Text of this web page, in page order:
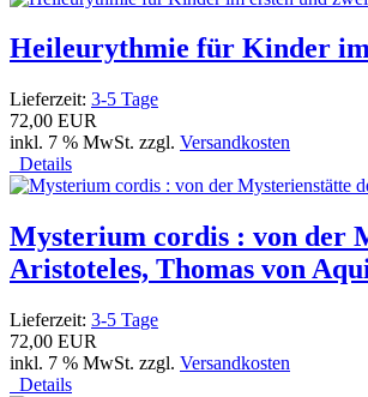
Heileurythmie für Kinder im
Lieferzeit: 3-5 Tage
72,00 EUR
inkl. 7 % MwSt. zzgl. Versandkosten
Details
Mysterium cordis : von der
Aristoteles, Thomas von
Lieferzeit: 3-5 Tage
72,00 EUR
inkl. 7 % MwSt. zzgl. Versandkosten
Details